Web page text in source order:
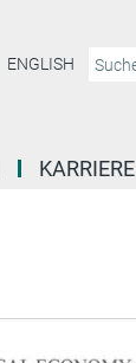
ENGLISH
KARRIERE